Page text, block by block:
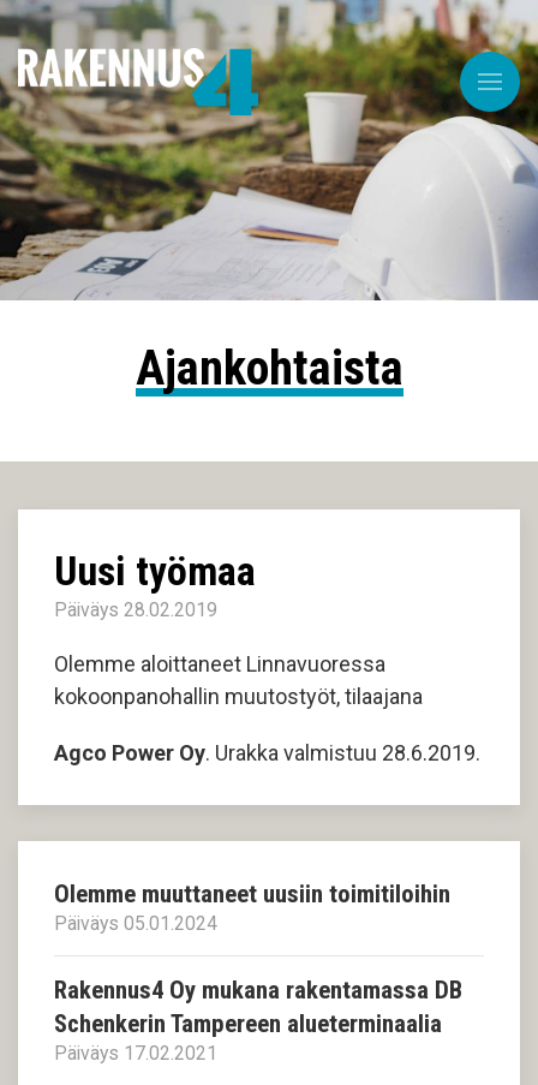
Ajankohtaista
Uusi työmaa
Päiväys 28.02.2019
Olemme aloittaneet Linnavuoressa
kokoonpanohallin muutostyöt, tilaajana
Agco Power Oy. Urakka valmistuu 28.6.2019.
Olemme muuttaneet uusiin toimitiloihin
Päiväys 05.01.2024
Rakennus4 Oy mukana rakentamassa DB
Schenkerin Tampereen alueterminaalia
Päiväys 17.02.2021